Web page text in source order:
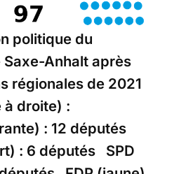
politique du
Saxe-Anhalt après
régionales de 2021
à droite) :
: 12 députés
: 6 députés SPD